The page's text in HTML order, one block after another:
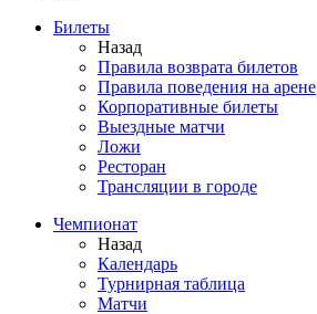
Билеты
Назад
Правила возврата билетов
Правила поведения на арене
Корпоративные билеты
Выездные матчи
Ложи
Ресторан
Трансляции в городе
Чемпионат
Назад
Календарь
Турнирная таблица
Матчи